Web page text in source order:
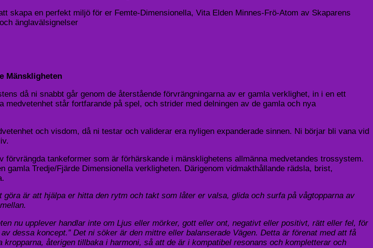
skapa en perfekt miljö för er Femte-Dimensionella, Vita Elden Minnes-Frö-Atom av Skaparens
änglavälsignelser
Mänskligheten
då ni snabbt går genom de återstående förvrängningarna av er gamla verklighet, in i en ett
står fortfarande på spel, och strider med delningen av de gamla och nya
och visdom, då ni testar och validerar era nyligen expanderade sinnen. Ni börjar bli vana vid
tankeformer som är förhärskande i mänsklighetens allmänna medvetandes trossystem.
Tredje/Fjärde Dimensionella verkligheten. Därigenom vidmakthållande rädsla, brist,
är att hjälpa er hitta den rytm och takt som låter er valsa, glida och surfa på vågtopparna av
nu upplever handlar inte om Ljus eller mörker, gott eller ont, negativt eller positivt, rätt eller fel, för
dessa koncept.” Det ni söker är den mittre eller balanserade Vägen. Detta är förenat med att få
återigen tillbaka i harmoni, så att de är i kompatibel resonans och kompletterar och